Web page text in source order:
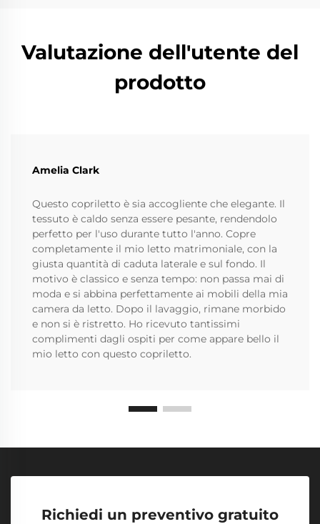
Valutazione dell'utente del
prodotto
Amelia Clark
Questo copriletto è sia accogliente che elegante. Il
tessuto è caldo senza essere pesante, rendendolo
perfetto per l'uso durante tutto l'anno. Copre
completamente il mio letto matrimoniale, con la
giusta quantità di caduta laterale e sul fondo. Il
motivo è classico e senza tempo: non passa mai di
moda e si abbina perfettamente ai mobili della mia
camera da letto. Dopo il lavaggio, rimane morbido
e non si è ristretto. Ho ricevuto tantissimi
complimenti dagli ospiti per come appare bello il
mio letto con questo copriletto.
Richiedi un preventivo gratuito